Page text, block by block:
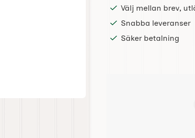
Välj mellan brev,
Snabba leveranser
Säker betalning